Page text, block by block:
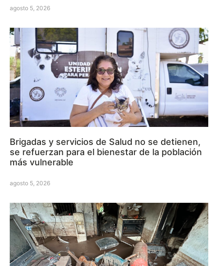
agosto 5, 2026
Brigadas y servicios de Salud no se detienen,
se refuerzan para el bienestar de la población
más vulnerable
agosto 5, 2026